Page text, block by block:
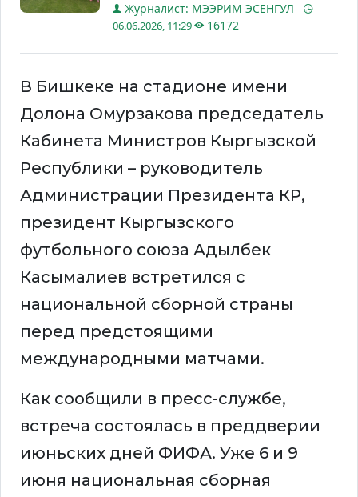
Журналист: МЭЭРИМ ЭСЕНГУЛ
06.06.2026, 11:29 16172
В Бишкеке на стадионе имени
Долона Омурзакова председатель
Кабинета Министров Кыргызской
Республики – руководитель
Администрации Президента КР,
президент Кыргызского
футбольного союза Адылбек
Касымалиев встретился с
национальной сборной страны
перед предстоящими
международными матчами.
Как сообщили в пресс-службе,
встреча состоялась в преддверии
июньских дней ФИФА. Уже 6 и 9
июня национальная сборная